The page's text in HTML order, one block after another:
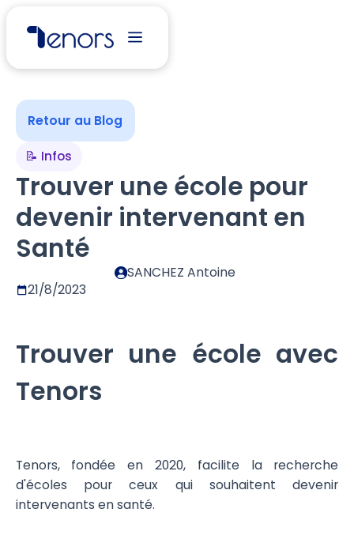
Retour au Blog
📝 Infos
Trouver une école pour
devenir intervenant en
Santé
SANCHEZ Antoine
21/8/2023
Trouver une école avec
Tenors
Tenors, fondée en 2020, facilite la recherche
d'écoles pour ceux qui souhaitent devenir
intervenants en santé.